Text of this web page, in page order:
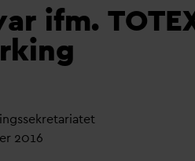
ifm.
2016